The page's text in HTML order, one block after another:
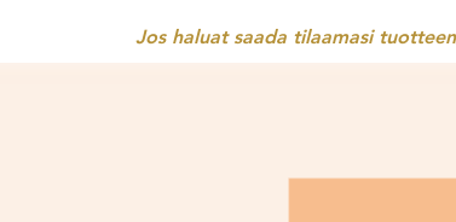
Jos haluat saada tilaamasi